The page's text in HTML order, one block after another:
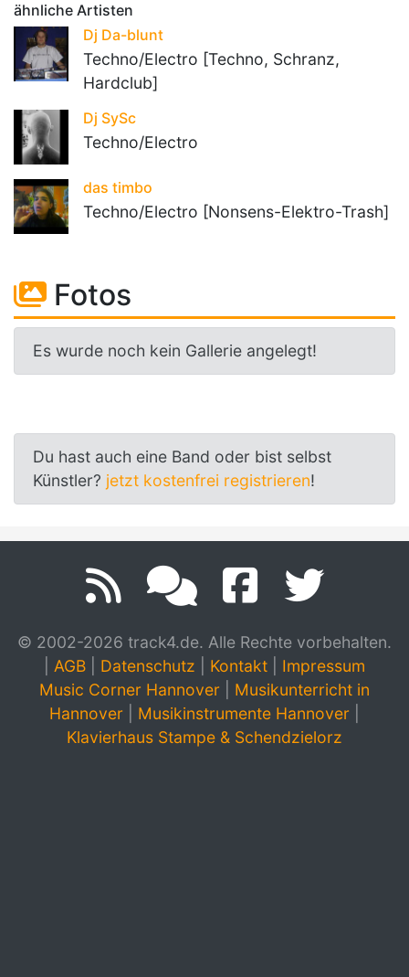
ähnliche Artisten
Dj Da-blunt
Techno/Electro [Techno, Schranz,
Hardclub]
Dj SySc
Techno/Electro
das timbo
Techno/Electro [Nonsens-Elektro-Trash]
Fotos
Es wurde noch kein Gallerie angelegt!
Du hast auch eine Band oder bist selbst
Künstler? jetzt kostenfrei registrieren!
© 2002-2026 track4.de. Alle Rechte vorbehalten.
AGB Datenschutz Kontakt
Impressum
Music Corner Hannover
Musikunterricht in
Hannover
Musikinstrumente Hannover
Klavierhaus Stampe & Schendzielorz